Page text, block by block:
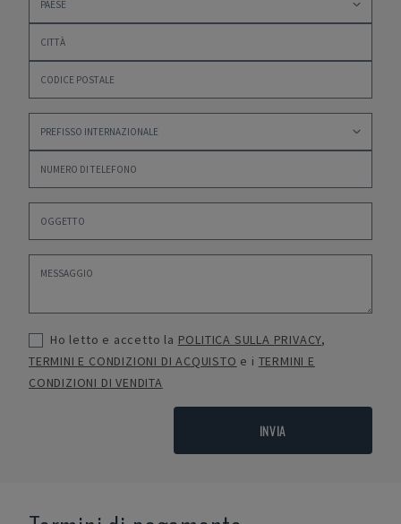
Ho letto e accetto la POLITICA SULLA PRIVACY,
TERMINI E CONDIZIONI DI ACQUISTO e i TERMINI E
CONDIZIONI DI VENDITA
INVIA